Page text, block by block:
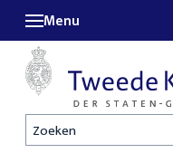
Zoeken
Menu